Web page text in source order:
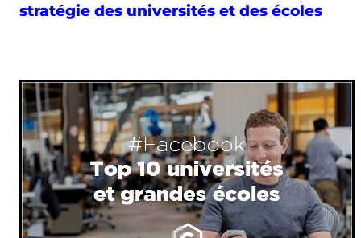
stratégie des universités et des écoles